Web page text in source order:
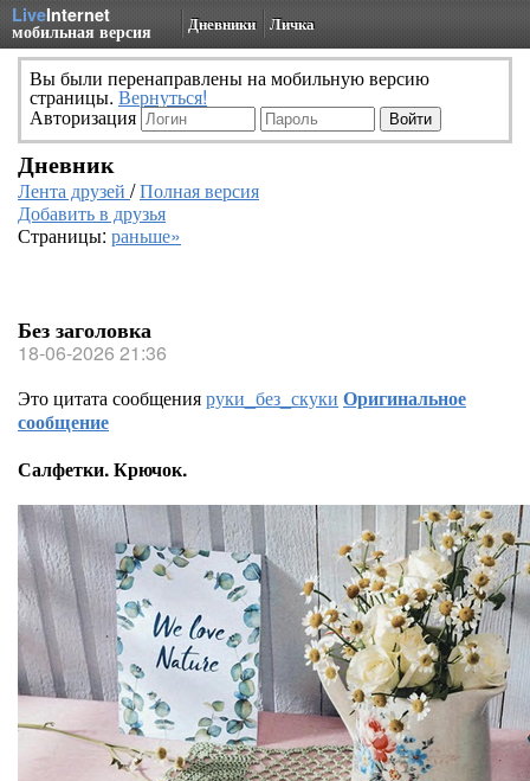
LiveInternet
мобильная версия Дневники Личка
Вы были перенаправлены на мобильную версию
страницы. Вернуться!
Авторизация
Дневник
Лента друзей /Полная версия
Добавить в друзья
Страницы: раньше»
Без заголовка
18-06-2026 21:36
Это цитата сообщенияруки_без_скуки Оригинальное
сообщение
Салфетки. Крючок.